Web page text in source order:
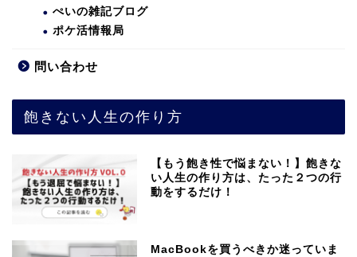
ぺいの雑記ブログ
ポケ活情報局
問い合わせ
飽きない人生の作り方
【もう飽き性で悩まない！】飽きな
い人生の作り方は、たった２つの行
動をするだけ！
MacBookを買うべきか迷っていま